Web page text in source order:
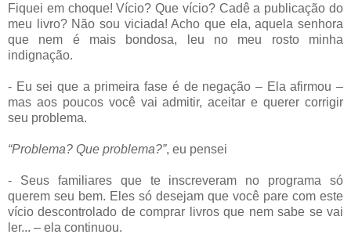
Fiquei em choque! Vício? Que vício? Cadê a publicação do
meu livro? Não sou viciada! Acho que ela, aquela senhora
que nem é mais bondosa, leu no meu rosto minha
indignação.
- Eu sei que a primeira fase é de negação – Ela afirmou –
mas aos poucos você vai admitir, aceitar e querer corrigir
seu problema.
“Problema? Que problema?”, eu pensei
- Seus familiares que te inscreveram no programa só
querem seu bem. Eles só desejam que você pare com este
vício descontrolado de comprar livros que nem sabe se vai
ler... – ela continuou.